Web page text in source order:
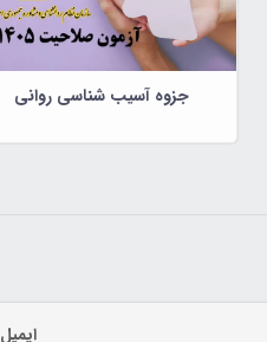
جزوه آسیب شناسی روانی
ایمیل